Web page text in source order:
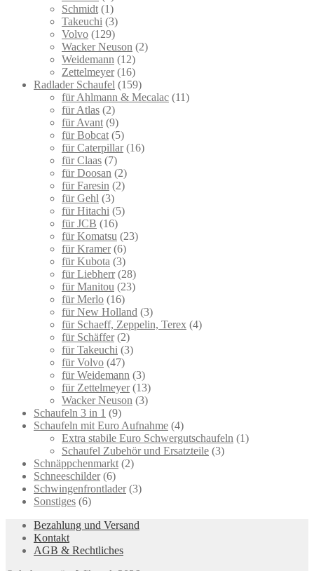
Schmidt (1)
Takeuchi (3)
Volvo (129)
Wacker Neuson (2)
Weidemann (12)
Zettelmeyer (16)
Radlader Schaufel (159)
für Ahlmann & Mecalac (11)
für Atlas (2)
für Avant (9)
für Bobcat (5)
für Caterpillar (16)
für Claas (7)
für Doosan (2)
für Faresin (2)
für Gehl (3)
für Hitachi (5)
für JCB (16)
für Komatsu (23)
für Kramer (6)
für Kubota (3)
für Liebherr (28)
für Manitou (23)
für Merlo (16)
für New Holland (3)
für Schaeff, Zeppelin, Terex (4)
für Schäffer (2)
für Takeuchi (3)
für Volvo (47)
für Weidemann (3)
für Zettelmeyer (13)
Wacker Neuson (3)
Schaufeln 3 in 1 (9)
Schaufeln mit Euro Aufnahme (4)
Extra stabile Euro Schwergutschaufeln (1)
Schaufel Zubehör und Ersatzteile (3)
Schnäppchenmarkt (2)
Schneeschilder (6)
Schwingenfrontlader (3)
Sonstiges (6)
Bezahlung und Versand
Kontakt
AGB & Rechtliches